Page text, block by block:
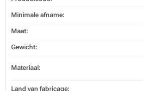
Minimale afname:
Maat:
Gewicht:
Materiaal:
Land van fabricage: